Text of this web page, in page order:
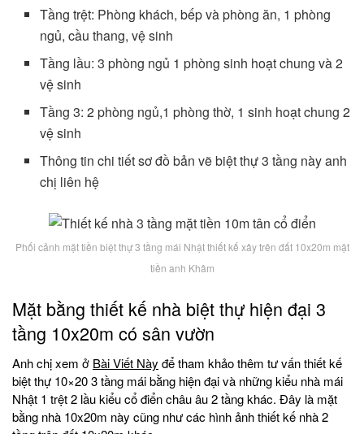
Tầng trệt: Phòng khách, bếp và phòng ăn, 1 phòng
ngủ, cầu thang, vệ sinh
Tầng lầu: 3 phòng ngủ 1 phòng sinh hoạt chung và 2
vệ sinh
Tầng 3: 2 phòng ngủ,1 phòng thờ, 1 sinh hoạt chung 2
vệ sinh
Thông tin chi tiết sơ đồ bản vẽ biệt thự 3 tầng này anh
chị liên hệ
Phối cảnh mặt tiền biệt thự 3 tầng mái Nhật thiết kế xây trên đất 10x20m mặt
tiền anh Khâm
Mặt bằng thiết kế nhà biệt thự hiện đại 3
tầng 10x20m có sân vườn
Anh chị xem ở Bài Viết Này để tham khảo thêm tư vấn thiết kế
biệt thự 10×20 3 tầng mái bằng hiện đại và những kiểu nhà mái
Nhật 1 trệt 2 lầu kiểu cổ điển châu âu 2 tầng khác. Đây là mặt
bằng nhà 10x20m này cũng như các hình ảnh thiết kế nhà 2